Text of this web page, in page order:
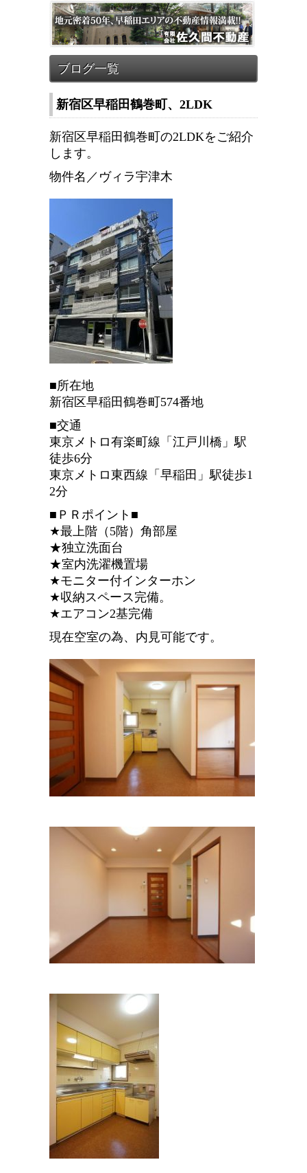
新宿区早稲田鶴巻町、2LDK
新宿区早稲田鶴巻町の2LDKをご紹介
します。
物件名／ヴィラ宇津木
■所在地
新宿区早稲田鶴巻町574番地
■交通
東京メトロ有楽町線「江戸川橋」駅
徒歩6分
東京メトロ東西線「早稲田」駅徒歩1
2分
■ＰＲポイント■
★最上階（5階）角部屋
★独立洗面台
★室内洗濯機置場
★モニター付インターホン
★収納スペース完備。
★エアコン2基完備
現在空室の為、内見可能です。